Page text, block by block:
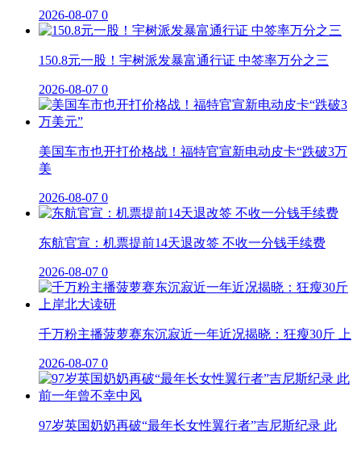
2026-08-07 0
150.8元一股！宇树派发暴富通行证 中签率万分之三
2026-08-07 0
美国车市也开打价格战！福特官宣新电动皮卡“跌破3万
美
2026-08-07 0
东航官宣：机票提前14天退改签 不收一分钱手续费
2026-08-07 0
千万粉主播菠萝赛东沉寂近一年近况揭晓：狂瘦30斤 上
2026-08-07 0
97岁英国奶奶再破“最年长女性翼行者”吉尼斯纪录 此